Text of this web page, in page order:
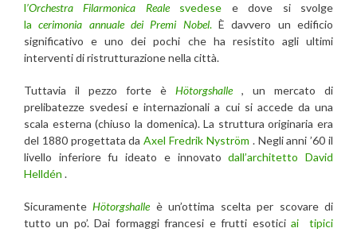
l’Orchestra Filarmonica Realesvedese e dove si svolge
la cerimonia annuale dei Premi Nobel.È davvero un edificio
significativo e uno dei pochi che ha resistito agli ultimi
interventi di ristrutturazione nella città.
Tuttavia il pezzo forte è Hötorgshalle, un mercato di
prelibatezze svedesi e internazionali a cui si accede da una
scala esterna (chiuso la domenica). La struttura originaria era
del 1880 progettata daAxel Fredrik Nyström . Negli anni ’60 il
livello inferiore fu ideato e innovatodall’architettoDavid
Helldén .
SicuramenteHötorgshalleè un’ottima scelta per scovare di
tutto un po’. Dai formaggi francesi e frutti esoticiai tipici